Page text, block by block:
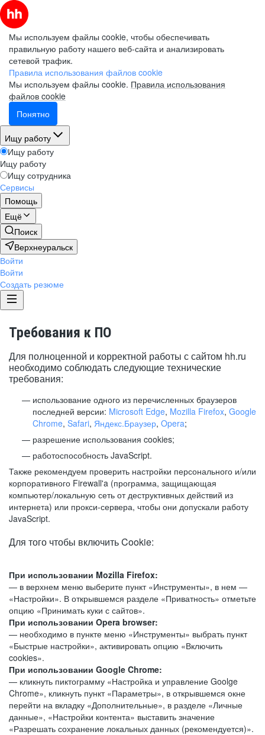
Мы используем файлы cookie, чтобы обеспечивать
правильную работу нашего веб-сайта и анализировать
сетевой трафик.
Правила использования файлов cookie
Мы используем файлы cookie. Правила использования
файлов cookie
Понятно
Ищу работу
Ищу работу
Ищу работу
Ищу сотрудника
Сервисы
Помощь
Ещё
Поиск
Верхнеуральск
Войти
Войти
Создать резюме
Требования к ПО
Для полноценной и корректной работы с сайтом hh.ru
необходимо соблюдать следующие технические
требования:
использование одного из перечисленных браузеров
последней версии: Microsoft Edge, Mozilla Firefox, Google
Chrome, Safari, Яндекс.Браузер, Opera;
разрешение использования cookies;
работоспособность JavaScript.
Также рекомендуем проверить настройки персонального и/или
корпоративного Firewall'a (программа, защищающая
компьютер/локальную сеть от деструктивных действий из
интернета) или прокси-сервера, чтобы они допускали работу
JavaScript.
Для того чтобы включить Cookie:
При использовании Mozilla Firefox:
— в верхнем меню выберите пункт «Инструменты», в нем —
«Настройки». В открывшемся разделе «Приватность» отметьте
опцию «Принимать куки с сайтов».
При использовании Opera browser:
— необходимо в пункте меню «Инструменты» выбрать пункт
«Быстрые настройки», активировать опцию «Включить
cookies».
При использовании Google Chrome:
— кликнуть пиктограмму «Настройка и управление Goolge
Chrome», кликнуть пункт «Параметры», в открывшемся окне
перейти на вкладку «Дополнительные», в разделе «Личные
данные», «Настройки контента» выставить значение
«Разрешать сохранение локальных данных (рекомендуется)».